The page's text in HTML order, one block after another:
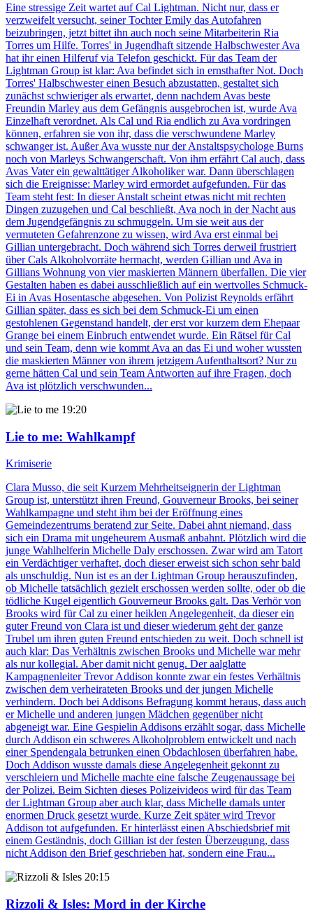
Eine stressige Zeit wartet auf Cal Lightman. Nicht nur, dass er
verzweifelt versucht, seiner Tochter Emily das Autofahren
beizubringen, jetzt bittet ihn auch noch seine Mitarbeiterin Ria
Torres um Hilfe. Torres' in Jugendhaft sitzende Halbschwester Ava
hat ihr einen Hilferuf via Telefon geschickt. Für das Team der
Lightman Group ist klar: Ava befindet sich in ernsthafter Not. Doch
Torres' Halbschwester einen Besuch abzustatten, gestaltet sich
zunächst schwieriger als erwartet, denn nachdem Avas beste
Freundin Marley aus dem Gefängnis ausgebrochen ist, wurde Ava
Einzelhaft verordnet. Als Cal und Ria endlich zu Ava vordringen
können, erfahren sie von ihr, dass die verschwundene Marley
schwanger ist. Außer Ava wusste nur der Anstaltspsychologe Burns
noch von Marleys Schwangerschaft. Von ihm erfährt Cal auch, dass
Avas Vater ein gewalttätiger Alkoholiker war. Dann überschlagen
sich die Ereignisse: Marley wird ermordet aufgefunden. Für das
Team steht fest: In dieser Anstalt scheint etwas nicht mit rechten
Dingen zuzugehen und Cal beschließt, Ava noch in der Nacht aus
dem Jugendgefängnis zu schmuggeln. Um sie weit aus der
vermuteten Gefahrenzone zu wissen, wird Ava erst einmal bei
Gillian untergebracht. Doch während sich Torres derweil frustriert
über Cals Alkoholvorräte hermacht, werden Gillian und Ava in
Gillians Wohnung von vier maskierten Männern überfallen. Die vier
Gestalten haben es dabei ausschließlich auf ein wertvolles Schmuck-
Ei in Avas Hosentasche abgesehen. Von Polizist Reynolds erfährt
Gillian später, dass es sich bei dem Schmuck-Ei um einen
gestohlenen Gegenstand handelt, der erst vor kurzem dem Ehepaar
Grange bei einem Einbruch entwendet wurde. Ein Rätsel für Cal
und sein Team, denn wie kommt Ava an das Ei und woher wussten
die maskierten Männer von ihrem jetzigem Aufenthaltsort? Nur zu
gerne hätten Cal und sein Team Antworten auf ihre Fragen, doch
Ava ist plötzlich verschwunden...
19:20
Lie to me: Wahlkampf
Krimiserie
Clara Musso, die seit Kurzem Mehrheitseignerin der Lightman
Group ist, unterstützt ihren Freund, Gouverneur Brooks, bei seiner
Wahlkampagne und steht ihm bei der Eröffnung eines
Gemeindezentrums beratend zur Seite. Dabei ahnt niemand, dass
sich ein Drama mit ungeheurem Ausmaß anbahnt. Plötzlich wird die
junge Wahlhelferin Michelle Daly erschossen. Zwar wird am Tatort
ein Verdächtiger verhaftet, doch dieser erweist sich schon sehr bald
als unschuldig. Nun ist es an der Lightman Group herauszufinden,
ob Michelle tatsächlich gezielt erschossen werden sollte, oder ob die
tödliche Kugel eigentlich Gouverneur Brooks galt. Das Verhör von
Brooks wird für Cal zu einer heiklen Angelegenheit, da dieser ein
guter Freund von Clara ist und dieser wiederum geht der ganze
Trubel um ihren guten Freund entschieden zu weit. Doch schnell ist
auch klar: Das Verhältnis zwischen Brooks und Michelle war mehr
als nur kollegial. Aber damit nicht genug. Der aalglatte
Kampagnenleiter Trevor Addison konnte zwar ein festes Verhältnis
zwischen dem verheirateten Brooks und der jungen Michelle
verhindern. Doch bei Addisons Befragung kommt heraus, dass auch
er Michelle und anderen jungen Mädchen gegenüber nicht
abgeneigt war. Eine Gespielin Addisons erzählt sogar, dass Michelle
durch Addison ein schweres Alkoholproblem entwickelt und nach
einer Spendengala betrunken einen Obdachlosen überfahren habe.
Doch Addison wusste damals diese Angelegenheit gekonnt zu
verschleiern und Michelle machte eine falsche Zeugenaussage bei
der Polizei. Beim Sichten dieses Polizeivideos wird für das Team
der Lightman Group aber auch klar, dass Michelle damals unter
enormen Druck gesetzt wurde. Kurze Zeit später wird Trevor
Addison tot aufgefunden. Er hinterlässt einen Abschiedsbrief mit
einem Geständnis, doch Gillian ist der festen Überzeugung, dass
nicht Addison den Brief geschrieben hat, sondern eine Frau...
20:15
Rizzoli & Isles: Mord in der Kirche